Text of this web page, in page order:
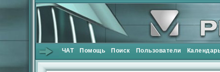
ЧАТ Помощь Поиск Пользователи